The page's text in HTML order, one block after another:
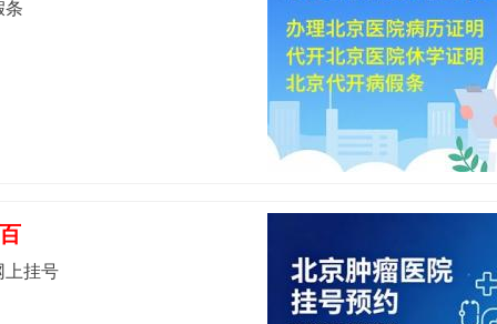
条
百
上挂号